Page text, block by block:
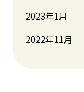
2023年1月
2022年11月